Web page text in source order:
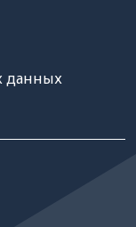
данных